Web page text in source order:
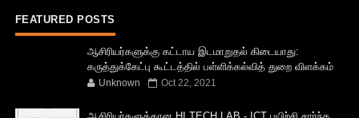
FEATURED POSTS
ஆசிரியர்களுக்கு கட்டாய இடமாறுதல் கிடையாது:
கருத்துக்கேட்பு கூட்டத்தில் பள்ளிக்கல்வித் துறை விளக்கம்
Unknown Oct 22, 2021